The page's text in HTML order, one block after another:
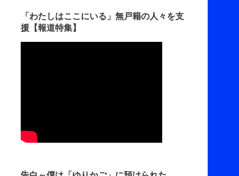
「わたしはここにいる」無戸籍の人々を支
援【報道特集】